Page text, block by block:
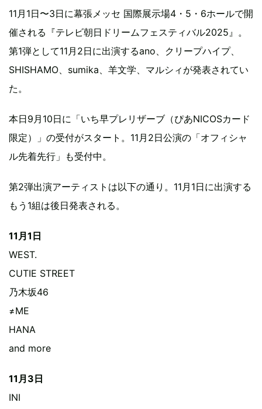
11月1日〜3日に幕張メッセ 国際展示場4・5・6ホールで開
催される『テレビ朝日ドリームフェスティバル2025』。
第1弾として11月2日に出演するano、クリープハイプ、
SHISHAMO、sumika、羊文学、マルシィが発表されてい
た。
本日9月10日に「いち早プレリザーブ（ぴあNICOSカード
限定）」の受付がスタート。11月2日公演の「オフィシャ
ル先着先行」も受付中。
第2弾出演アーティストは以下の通り。11月1日に出演する
もう1組は後日発表される。
11月1日
WEST.
CUTIE STREET
乃木坂46
≠ME
HANA
and more
11月3日
INI